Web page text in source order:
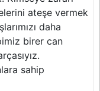
ateşe vermek
daha
birer can
sahip